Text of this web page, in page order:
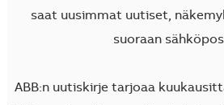
saat uusimmat uutiset,
suoraan
ABB:n uutiskirje tarjoaa